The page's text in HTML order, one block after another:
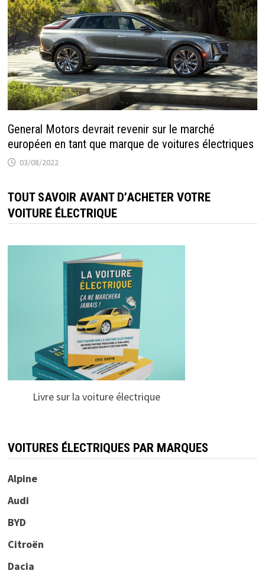
General Motors devrait revenir sur le marché
européen en tant que marque de voitures électriques
03/08/2022
TOUT SAVOIR AVANT D’ACHETER VOTRE
VOITURE ÉLECTRIQUE
Livre sur la voiture électrique
VOITURES ÉLECTRIQUES PAR MARQUES
Alpine
Audi
BYD
Citroën
Dacia